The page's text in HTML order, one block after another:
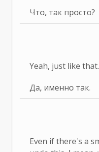
Что, так просто?
Yeah, just like that.
Да, именно так.
Even if there's a